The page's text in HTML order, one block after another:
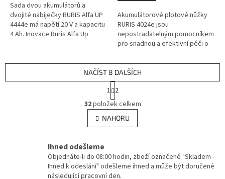
Sada dvou akumulátorů a
dvojité nabíječky RURIS Alfa UP
4444e má napětí 20 V a kapacitu
4 Ah. Inovace Ruris Alfa Up
Akumulátorové plotové nůžky
RURIS 4024e jsou
nepostradatelným pomocníkem
pro snadnou a efektivní péči o
výkonem 80 Wh plotové nůžky
poskytují svobodu...
O
v
l
á
c
í
p
NAČÍST 8 DALŠÍCH
t
r
á
n
k
á
n
í
1 2
32položek celkem
NAHORU
Ihned odešleme
Objednáte-li do 08:00 hodin, zboží označené "Skladem -
Ihned k odeslání" odešleme ihned a může být doručené
následující pracovní den.